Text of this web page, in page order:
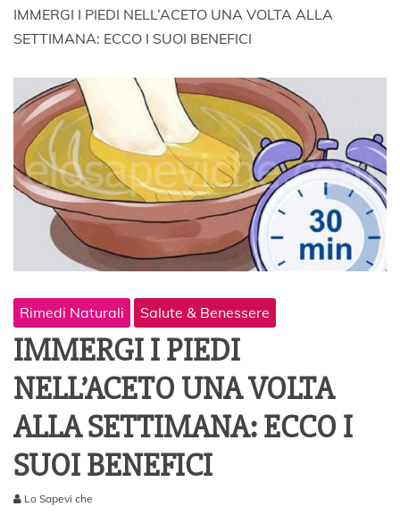
IMMERGI I PIEDI NELL’ACETO UNA VOLTA ALLA
SETTIMANA: ECCO I SUOI BENEFICI
Rimedi Naturali Salute & Benessere
IMMERGI I PIEDI
NELL’ACETO UNA VOLTA
ALLA SETTIMANA: ECCO I
SUOI BENEFICI
Lo Sapevi che